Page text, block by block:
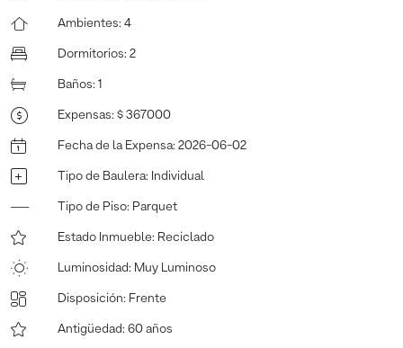
Ambientes: 4
Dormitorios: 2
Baños: 1
Expensas: $ 367000
Fecha de la Expensa: 2026-06-02
Tipo de Baulera: Individual
Tipo de Piso: Parquet
Estado Inmueble: Reciclado
Luminosidad: Muy Luminoso
Disposición: Frente
Antigüedad: 60 años